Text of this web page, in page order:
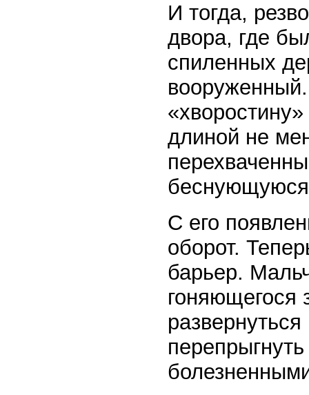
И тогда,
двора, где
спиленных
длиной не
беснующуюся
С его
оборот.
барьер.
гоняющегося